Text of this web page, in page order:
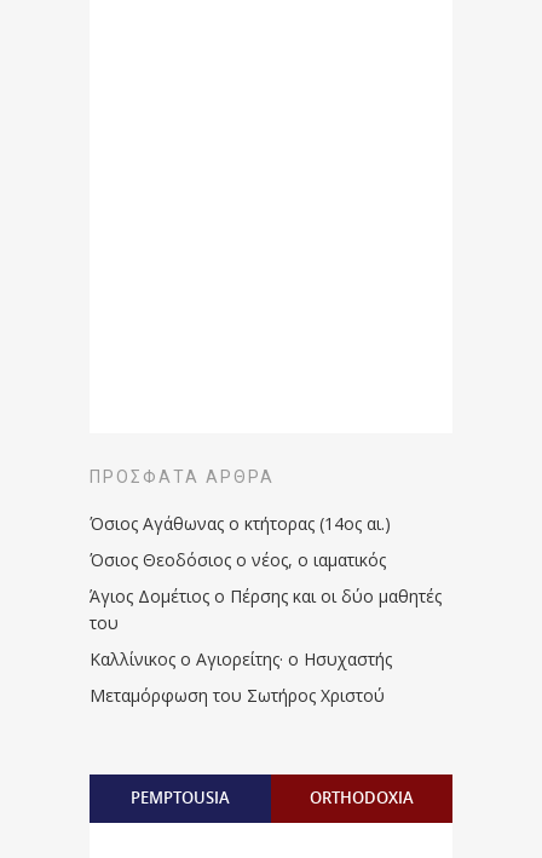
ΠΡΌΣΦΑΤΑ ΆΡΘΡΑ
Όσιος Αγάθωνας ο κτήτορας (14ος αι.)
Όσιος Θεοδόσιος ο νέος, ο ιαματικός
Άγιος Δομέτιος ο Πέρσης και οι δύο μαθητές
του
Καλλίνικος ο Αγιορείτης · ο Ησυχαστής
Μεταμόρφωση του Σωτήρος Χριστού
PEMPTOUSIA ORTHODOXIA